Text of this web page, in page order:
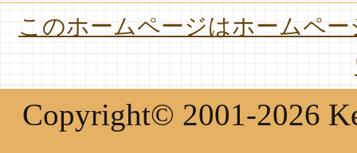
このホームページはホームペ
Copyright© 2001-2026